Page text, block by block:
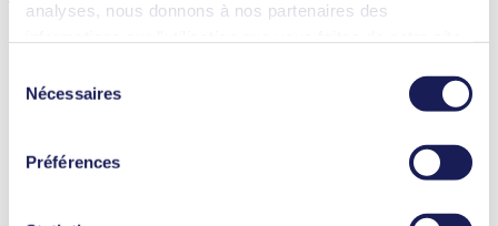
analyses, nous donnons à nos partenaires des
informations à d'autres données que vous leur avez
fournies ou qu'ils ont collectées dans le cadre de votre
utilisation des services. Vous pouvez à tout moment
révoquer votre autorisation en cliquant sur "Cookies" tout
Nécessaires
Préférences
Datasheet N 940